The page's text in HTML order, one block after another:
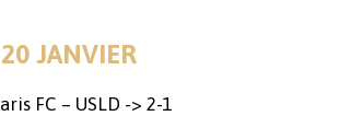
JANVIER
FC – USLD -> 2-1